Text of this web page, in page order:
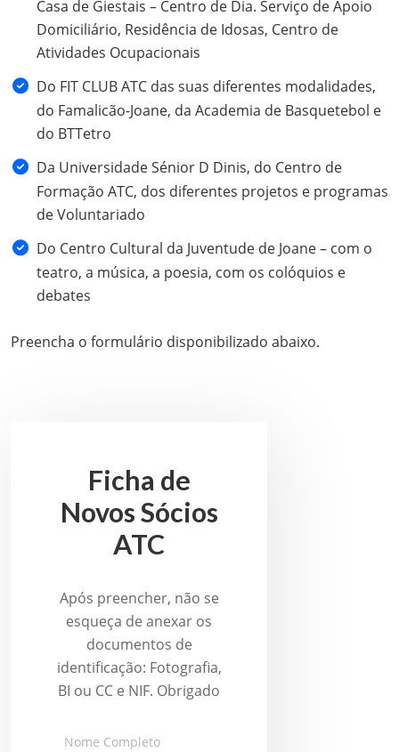
Casa de Giestais – Centro de Dia. Serviço de Apoio
Domiciliário, Residência de Idosas, Centro de
Atividades Ocupacionais
Do FIT CLUB ATC das suas diferentes modalidades,
do Famalicão-Joane, da Academia de Basquetebol e
do BTTetro
Da Universidade Sénior D Dinis, do Centro de
Formação ATC, dos diferentes projetos e programas
de Voluntariado
Do Centro Cultural da Juventude de Joane – com o
teatro, a música, a poesia, com os colóquios e
debates
Preencha o formulário disponibilizado abaixo.
Ficha de
Novos Sócios
ATC
Após preencher, não se
esqueça de anexar os
documentos de
identificação: Fotografia,
BI ou CC e NIF. Obrigado